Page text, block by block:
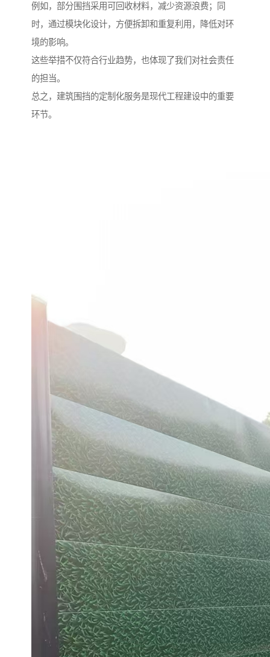
例如，部分围挡采用可回收材料，减少资源浪费；同
时，通过模块化设计，方便拆卸和重复利用，降低对环
境的影响。
这些举措不仅符合行业趋势，也体现了我们对社会责任
的担当。
总之，建筑围挡的定制化服务是现代工程建设中的重要
环节。